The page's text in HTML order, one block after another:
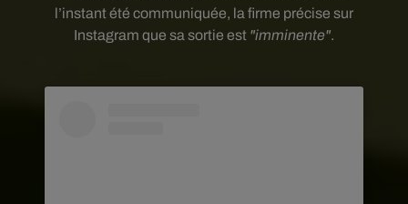
l’instant été communiquée, la firme précise sur
Instagram que sa sortie est "imminente".